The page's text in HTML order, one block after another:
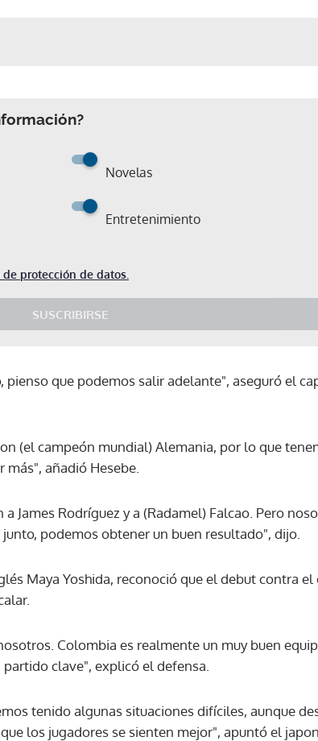
Novelas
Entretenimiento
protección de datos.
SUSCRIBIRSE
suscribirte a nuestro boletín.
pienso que podemos salir adelante", aseguró el
(el campeón mundial) Alemania, por lo que
añadió Hesebe.
James Rodríguez y a (Radamel) Falcao. Pero
podemos obtener un buen resultado", dijo.
Maya Yoshida, reconoció que el debut contra el
Colombia es realmente un muy buen
clave", explicó el defensa.
tenido algunas situaciones difíciles, aunque
los jugadores se sienten mejor", apuntó el